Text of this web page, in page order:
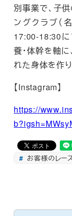
別事業で、子
ングクラブ（
17:00-18:30に
養・体幹を軸
れた身体を作
【Instagram】
https://
お客様のレー